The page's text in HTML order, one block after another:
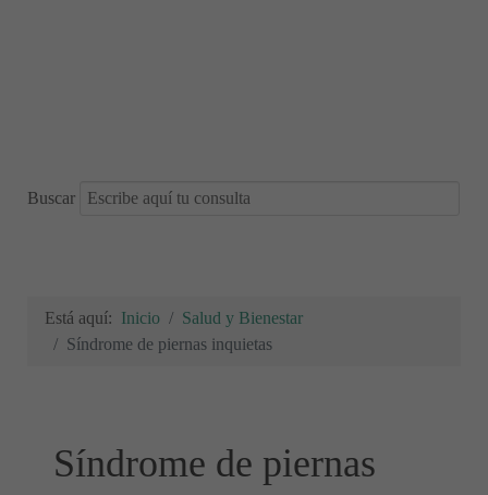
Buscar
Está aquí: Inicio
Salud y Bienestar
Síndrome de piernas inquietas
Síndrome de piernas